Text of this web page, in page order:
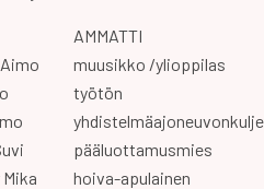
AMMATTI
muusikko /ylioppilas
työtön
pääluottamusmies
hoiva-apulainen